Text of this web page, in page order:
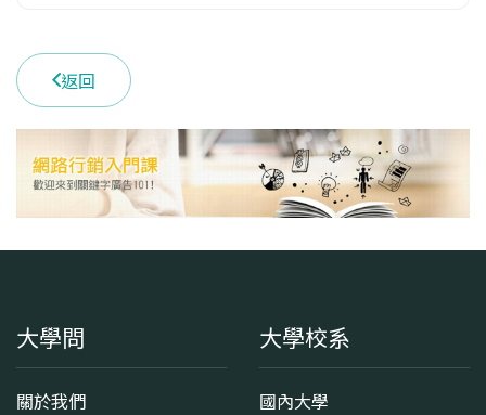
3
學系電話
(03)2654100
學系地址
桃園市中壢區中北路200號
返回
大學問
關於我們
大學校系
國內大學